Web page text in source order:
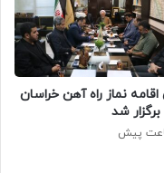
نماز راه آهن خراسان
شد